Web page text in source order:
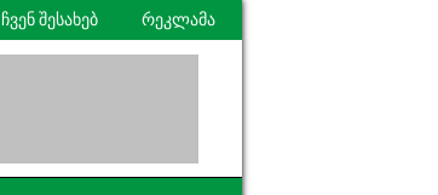
ჩვენ შესახებ რეკლამა